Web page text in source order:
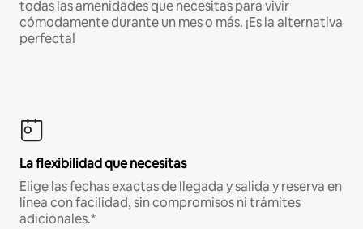
todas las amenidades que necesitas para vivir
cómodamente durante un mes o más. ¡Es la alternativa
perfecta!
La flexibilidad que necesitas
Elige las fechas exactas de llegada y salida y reserva en
línea con facilidad, sin compromisos ni trámites
adicionales.*